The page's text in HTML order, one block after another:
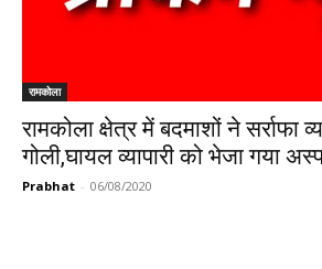
रामकोला
रामकोला क्षेत्र में बदमाशों ने सर्राफा
गोली,घायल व्यापारी को भेजा गया
Prabhat - 06/08/2020